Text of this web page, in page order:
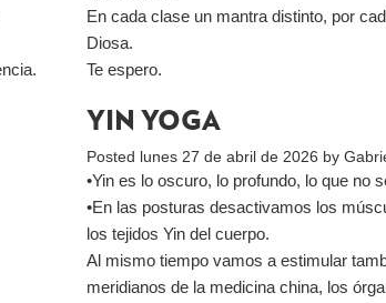
En cada clase un mantra distinto, por
Diosa.
Te espero.
YIN YOGA
Posted lunes 27 de abril de 2026 by
•Yin es lo oscuro, lo profundo, lo que no
•En las posturas desactivamos los
los tejidos Yin del cuerpo.
Al mismo tiempo vamos a estimular
meridianos de la medicina china, los